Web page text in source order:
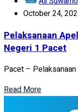
October 24,
Pelaksanaan
Negeri 1 Pacet
Pacet – Pelaksanaan
Read More